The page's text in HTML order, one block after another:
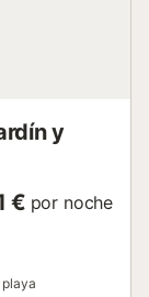
y
€ por noche
playa